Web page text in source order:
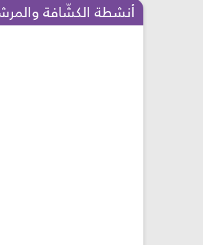
أنشطة الكشّافة والمرشدات الرمضانيّة >>